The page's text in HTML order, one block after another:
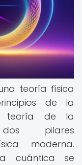
teoría física
de la
teoría de la
pilares
moderna.
cuántica se